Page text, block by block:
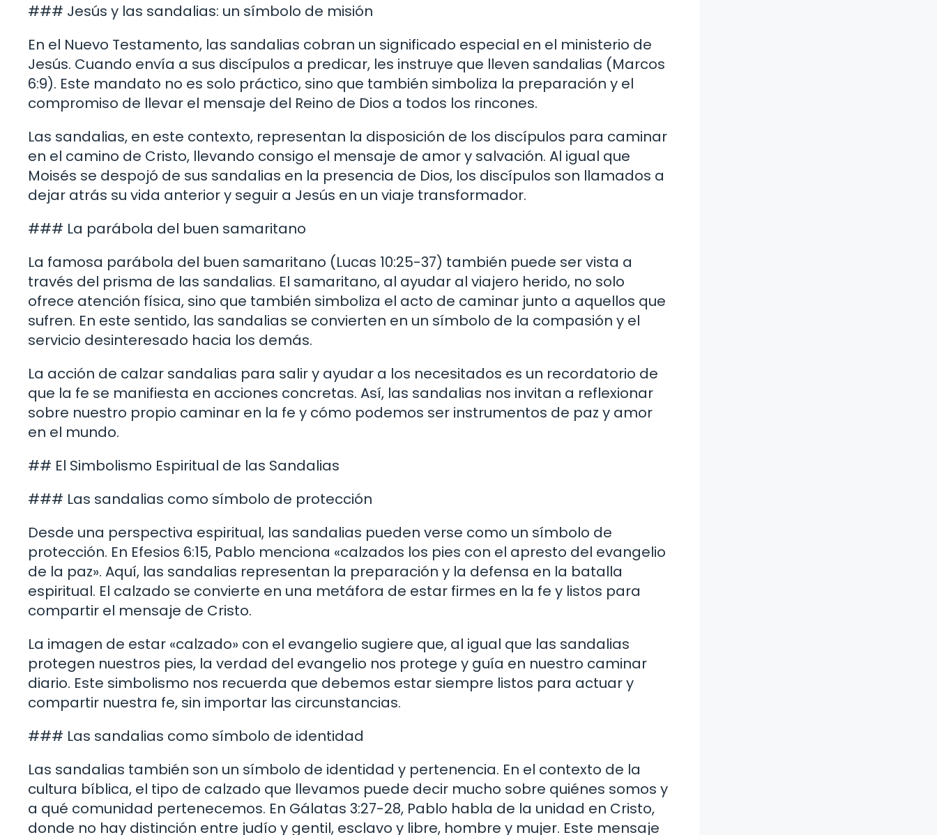
### Jesús y las sandalias: un símbolo de misión
En el Nuevo Testamento, las sandalias cobran un significado especial en el ministerio de
Jesús. Cuando envía a sus discípulos a predicar, les instruye que lleven sandalias (Marcos
6:9). Este mandato no es solo práctico, sino que también simboliza la preparación y el
compromiso de llevar el mensaje del Reino de Dios a todos los rincones.
Las sandalias, en este contexto, representan la disposición de los discípulos para caminar
en el camino de Cristo, llevando consigo el mensaje de amor y salvación. Al igual que
Moisés se despojó de sus sandalias en la presencia de Dios, los discípulos son llamados a
dejar atrás su vida anterior y seguir a Jesús en un viaje transformador.
### La parábola del buen samaritano
La famosa parábola del buen samaritano (Lucas 10:25-37) también puede ser vista a
través del prisma de las sandalias. El samaritano, al ayudar al viajero herido, no solo
ofrece atención física, sino que también simboliza el acto de caminar junto a aquellos que
sufren. En este sentido, las sandalias se convierten en un símbolo de la compasión y el
servicio desinteresado hacia los demás.
La acción de calzar sandalias para salir y ayudar a los necesitados es un recordatorio de
que la fe se manifiesta en acciones concretas. Así, las sandalias nos invitan a reflexionar
sobre nuestro propio caminar en la fe y cómo podemos ser instrumentos de paz y amor
en el mundo.
## El Simbolismo Espiritual de las Sandalias
### Las sandalias como símbolo de protección
Desde una perspectiva espiritual, las sandalias pueden verse como un símbolo de
protección. En Efesios 6:15, Pablo menciona «calzados los pies con el apresto del evangelio
de la paz». Aquí, las sandalias representan la preparación y la defensa en la batalla
espiritual. El calzado se convierte en una metáfora de estar firmes en la fe y listos para
compartir el mensaje de Cristo.
La imagen de estar «calzado» con el evangelio sugiere que, al igual que las sandalias
protegen nuestros pies, la verdad del evangelio nos protege y guía en nuestro caminar
diario. Este simbolismo nos recuerda que debemos estar siempre listos para actuar y
compartir nuestra fe, sin importar las circunstancias.
### Las sandalias como símbolo de identidad
Las sandalias también son un símbolo de identidad y pertenencia. En el contexto de la
cultura bíblica, el tipo de calzado que llevamos puede decir mucho sobre quiénes somos y
a qué comunidad pertenecemos. En Gálatas 3:27-28, Pablo habla de la unidad en Cristo,
donde no hay distinción entre judío y gentil, esclavo y libre, hombre y mujer. Este mensaje